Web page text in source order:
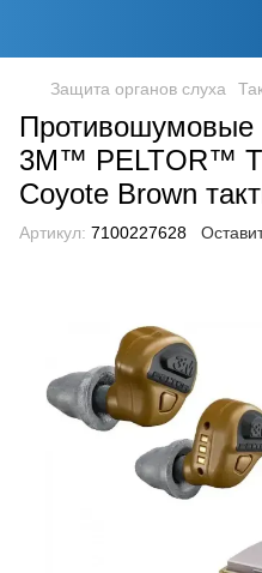
Защита органов слуха
Противошумовые
3M™ PELTOR™
Coyote Brown
Артикул: 7100227628